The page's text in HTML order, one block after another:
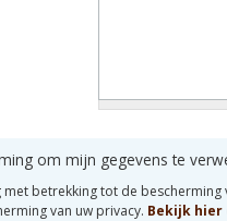
om mijn gegevens te
betrekking tot de
van uw privacy. Bekijk hier